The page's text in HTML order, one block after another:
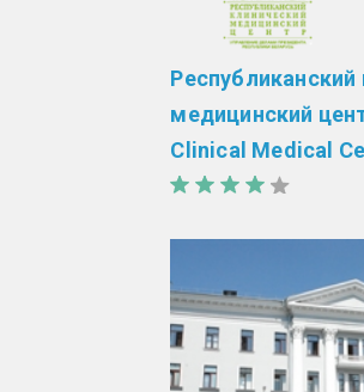
Республиканский
медицинский
Clinical Medical